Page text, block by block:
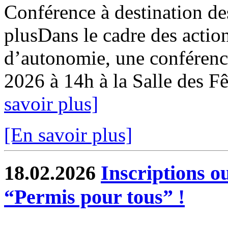
Conférence à destination
plusDans le cadre des
d’autonomie, une
2026 à 14h à la Salle des
savoir plus]
[En savoir plus]
18.02.2026 Inscriptions
“Permis pour tous” !